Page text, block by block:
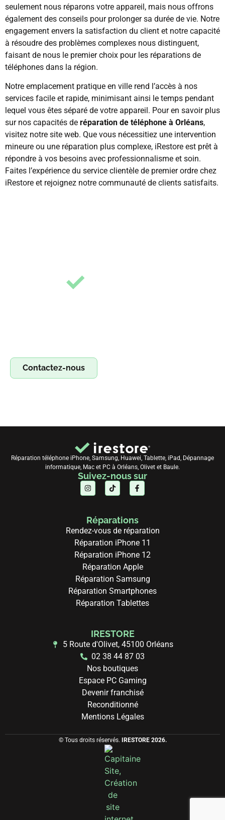
seulement nous réparons votre appareil, mais nous offrons
également des conseils pour prolonger sa durée de vie. Notre
engagement envers la satisfaction du client et notre capacité
à résoudre des problèmes complexes nous distinguent,
faisant de nous le premier choix pour les réparations de
téléphones dans la région.
Notre emplacement pratique en ville rend l’accès à nos
services facile et rapide, minimisant ainsi le temps pendant
lequel vous êtes séparé de votre appareil. Pour en savoir plus
sur nos capacités de réparation de téléphone à Orléans,
visitez notre site web. Que vous nécessitiez une intervention
mineure ou une réparation plus complexe, iRestore est prêt à
répondre à vos besoins avec professionnalisme et soin.
Faites l’expérience du service clientèle de premier ordre chez
iRestore et rejoignez notre communauté de clients satisfaits.
Contactez-nous
Réparation téléphone iPhone, Samsung, Huawei, Tablette, iPad, Dépannage
informatique, Mac et PC à Orléans, Olivet et Baule.
Suivez-nous sur
Réparations
Rendez-vous de réparation
Réparation iPhone 11
Réparation iPhone 12
Réparation Apple
Réparation Samsung
Réparation Smartphones
Réparation Tablettes
IRESTORE
5 Route d'Olivet, 45100 Orléans
02 38 44 87 03
Nos boutiques
Espace PC Gaming
Devenir franchisé
Reconditionné
Mentions Légales
© Tous droits réservés. IRESTORE 2026.